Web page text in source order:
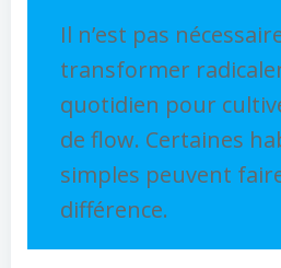
Il n’est pas
transformer
quotidien pour
de flow. Certaines
simples peuvent
différence.